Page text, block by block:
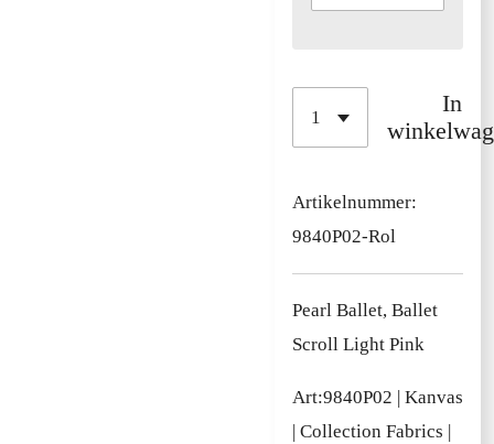
In
Artikelnummer:
9840P02-Rol
Pearl Ballet, Ballet
Scroll Light Pink
Art:9840P02 | Kanvas
| Collection Fabrics |